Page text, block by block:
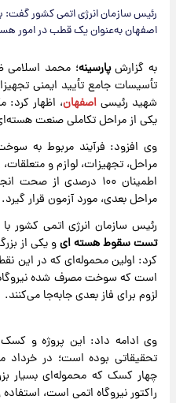
رئیس سازمان انرژی اتمی کشور
اصفهان به‌عنوان یک قطب در امور
به گزارشپارسینه؛ محمد اسلامی
تأسیسات جامع تأیید ایمنی
شهید رئیسیاصفهان، اظهار کرد:
یکی از مراحل تکاملی صنعت
وی افزود: فرآیند مربوط به
مراحل، تجهیزات، لوازم و
اطمینان ۱۰۰ درصدی از
مراحل بعدی، مورد آزمون قرار گیرد.
رئیس سازمان انرژی اتمی کشور
تست سقوطهسته ایو یکی از
کرد: اولین محموله‌ای که در این
است که سوخت مصرف شده نیروگاه
لزوم برای فاز بعدی جابه‌جا می‌کنند.
تحقیقاتی بوده است؛ در خرداد
چهار کسک که محموله‌ای بسیار
راکتور نیروگاه اتمی است،